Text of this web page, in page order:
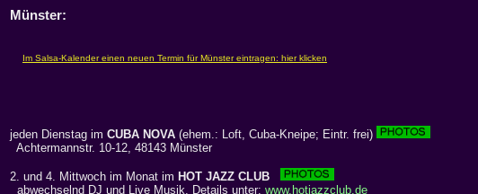
Münster:
jeden Dienstag im CUBA NOVA (ehem.: Loft, Cuba-Kneipe; Eintr. frei)
Achtermannstr. 10-12, 48143 Münster
2. und 4. Mittwoch im Monat im HOT JAZZ CLUB
abwechselnd DJ und Live Musik. Details unter: www.hotjazzclub.de